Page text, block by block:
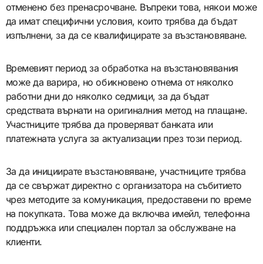
отменено без пренасрочване. Въпреки това, някои може
да имат специфични условия, които трябва да бъдат
изпълнени, за да се квалифицирате за възстановяване.
Времевият период за обработка на възстановявания
може да варира, но обикновено отнема от няколко
работни дни до няколко седмици, за да бъдат
средствата върнати на оригиналния метод на плащане.
Участниците трябва да проверяват банката или
платежната услуга за актуализации през този период.
За да инициирате възстановяване, участниците трябва
да се свържат директно с организатора на събитието
чрез методите за комуникация, предоставени по време
на покупката. Това може да включва имейл, телефонна
поддръжка или специален портал за обслужване на
клиенти.